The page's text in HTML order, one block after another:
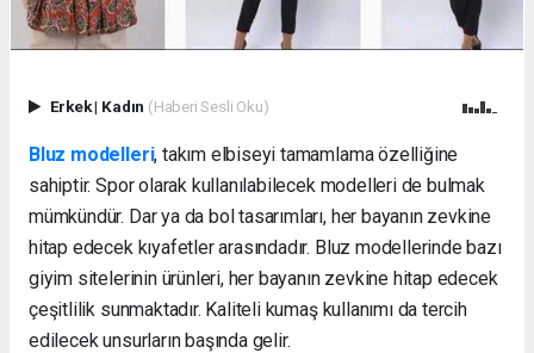
Erkek| Kadın (Haberi Sesli Oku)
Bluz modelleri, takım elbiseyi tamamlama özelliğine
sahiptir. Spor olarak kullanılabilecek modelleri de bulmak
mümkündür. Dar ya da bol tasarımları, her bayanın zevkine
hitap edecek kıyafetler arasındadır. Bluz modellerinde bazı
giyim sitelerinin ürünleri, her bayanın zevkine hitap edecek
çeşitlilik sunmaktadır. Kaliteli kumaş kullanımı da tercih
edilecek unsurların başında gelir.